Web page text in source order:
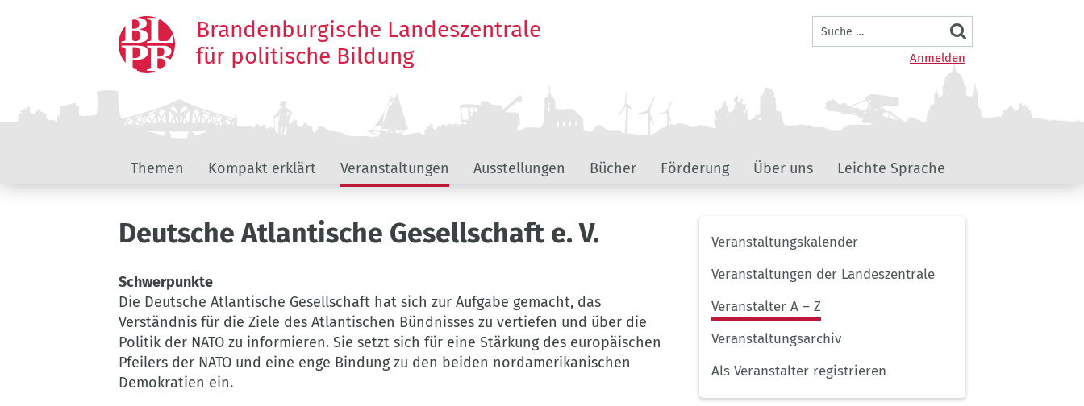
Brandenburgische Landeszentrale
für politische Bildung
Benutzermenü
Anmelden
Suche
Hauptnavigation
Themen Kompakt erklärt Veranstaltungen Ausstellungen Bücher Förderung Über uns Leichte Sprache
Deutsche Atlantische Gesellschaft e. V.
Schwerpunkte
Die Deutsche Atlantische Gesellschaft hat sich zur Aufgabe gemacht, das
Verständnis für die Ziele des Atlantischen Bündnisses zu vertiefen und über die
Politik der NATO zu informieren. Sie setzt sich für eine Stärkung des europäischen
Pfeilers der NATO und eine enge Bindung zu den beiden nordamerikanischen
Demokratien ein.
Unternavigation
Hauptseite
Veranstaltungskalender
Veranstaltungen der Landeszentrale
Veranstalter A – Z
Veranstaltungsarchiv
Als Veranstalter registrieren